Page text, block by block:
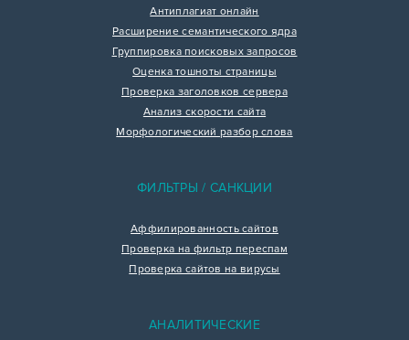
Антиплагиат онлайн
Расширение семантического ядра
Группировка поисковых запросов
Оценка тошноты страницы
Проверка заголовков сервера
Анализ скорости сайта
Морфологический разбор слова
ФИЛЬТРЫ / САНКЦИИ
Аффилированность сайтов
Проверка на фильтр переспам
Проверка сайтов на вирусы
АНАЛИТИЧЕСКИЕ